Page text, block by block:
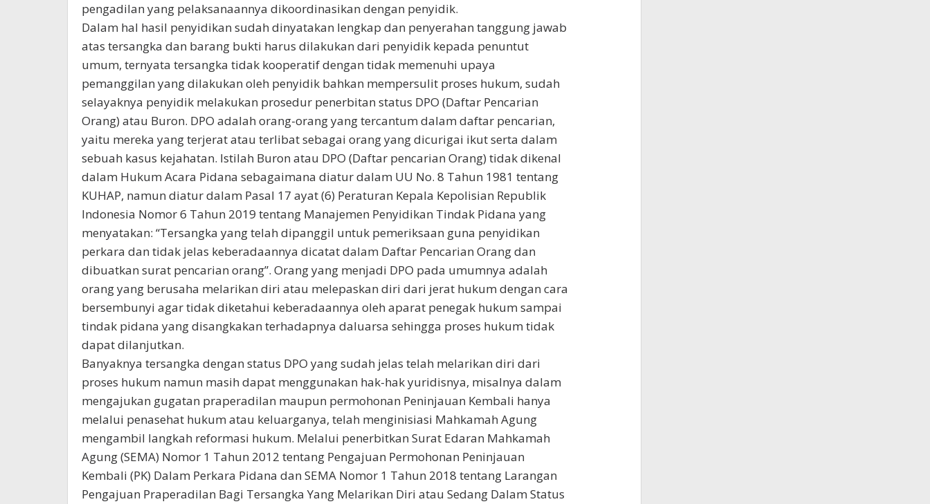
pengadilan yang pelaksanaannya dikoordinasikan dengan penyidik.
Dalam hal hasil penyidikan sudah dinyatakan lengkap dan penyerahan tanggung jawab
atas tersangka dan barang bukti harus dilakukan dari penyidik kepada penuntut
umum, ternyata tersangka tidak kooperatif dengan tidak memenuhi upaya
pemanggilan yang dilakukan oleh penyidik bahkan mempersulit proses hukum, sudah
selayaknya penyidik melakukan prosedur penerbitan status DPO (Daftar Pencarian
Orang) atau Buron. DPO adalah orang-orang yang tercantum dalam daftar pencarian,
yaitu mereka yang terjerat atau terlibat sebagai orang yang dicurigai ikut serta dalam
sebuah kasus kejahatan. Istilah Buron atau DPO (Daftar pencarian Orang) tidak dikenal
dalam Hukum Acara Pidana sebagaimana diatur dalam UU No. 8 Tahun 1981 tentang
KUHAP, namun diatur dalam Pasal 17 ayat (6) Peraturan Kepala Kepolisian Republik
Indonesia Nomor 6 Tahun 2019 tentang Manajemen Penyidikan Tindak Pidana yang
menyatakan: “Tersangka yang telah dipanggil untuk pemeriksaan guna penyidikan
perkara dan tidak jelas keberadaannya dicatat dalam Daftar Pencarian Orang dan
dibuatkan surat pencarian orang”. Orang yang menjadi DPO pada umumnya adalah
orang yang berusaha melarikan diri atau melepaskan diri dari jerat hukum dengan cara
bersembunyi agar tidak diketahui keberadaannya oleh aparat penegak hukum sampai
tindak pidana yang disangkakan terhadapnya daluarsa sehingga proses hukum tidak
dapat dilanjutkan.
Banyaknya tersangka dengan status DPO yang sudah jelas telah melarikan diri dari
proses hukum namun masih dapat menggunakan hak-hak yuridisnya, misalnya dalam
mengajukan gugatan praperadilan maupun permohonan Peninjauan Kembali hanya
melalui penasehat hukum atau keluarganya, telah menginisiasi Mahkamah Agung
mengambil langkah reformasi hukum. Melalui penerbitkan Surat Edaran Mahkamah
Agung (SEMA) Nomor 1 Tahun 2012 tentang Pengajuan Permohonan Peninjauan
Kembali (PK) Dalam Perkara Pidana dan SEMA Nomor 1 Tahun 2018 tentang Larangan
Pengajuan Praperadilan Bagi Tersangka Yang Melarikan Diri atau Sedang Dalam Status